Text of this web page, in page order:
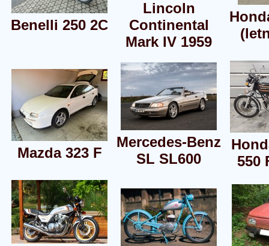
Benelli 250 2C
Lincoln
Continental
Mark IV 1959
Mazda 323 F
Mercedes-Benz
SL SL600
550